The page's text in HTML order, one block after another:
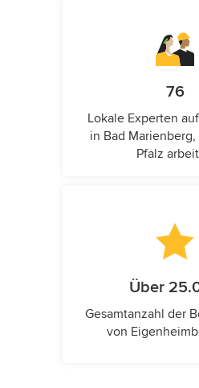
76
Lokale Experten
in Bad
Pfalz
Über
Gesamtanzahl der
von